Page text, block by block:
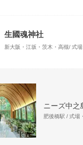
生國魂神社
新大阪・江坂・茨木・高槻/ 式
ニーズ中之
肥後橋駅 / 式場